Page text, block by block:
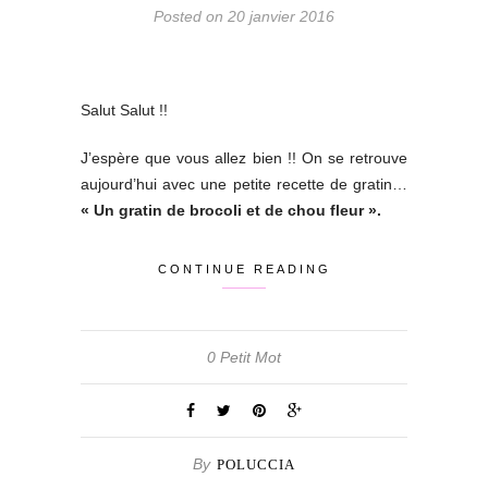
Posted on 20 janvier 2016
Salut Salut !!
J’espère que vous allez bien !! On se retrouve
aujourd’hui avec une petite recette de gratin…
« Un gratin de brocoli et de chou fleur ».
CONTINUE READING
0 Petit Mot
By POLUCCIA